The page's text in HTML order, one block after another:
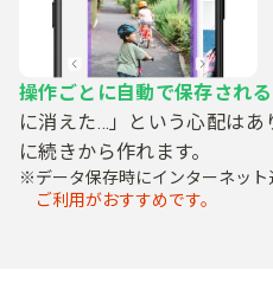
操作ごとに​自動で​保存される
に​消えた…」と​いう​心配は​あ
に​続きから​作れます。​
データ保存時に​インターネット
ご利用が​おすすめです。